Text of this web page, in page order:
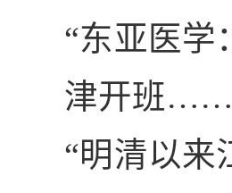
“东亚医学
津开班
“明清以来